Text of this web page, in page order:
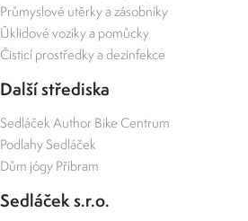
Průmyslové utěrky a zásobníky
Úklidové vozíky a pomůcky
Čisticí prostředky a dezinfekce
Další střediska
Sedláček Author Bike Centrum
Podlahy Sedláček
Dům jógy Příbram
Sedláček s.r.o.